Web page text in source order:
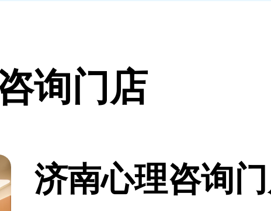
询门店